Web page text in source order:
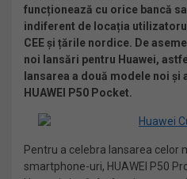
funcționează cu orice bancă
indiferent de locația
CEE și țările nordice. De
noi lansări pentru Huawei,
lansarea a două modele noi și
HUAWEI P50 Pocket.
Pentru a celebra lansarea celor
smartphone-uri, HUAWEI P50